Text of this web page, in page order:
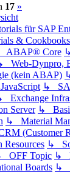
17 (current)
»
für SAP
& Cookbooks
ABAP® Core
Web-Dynpro,
(kein ABAP)
↳
Exchange
Server ↳
↳ Material
(Customer
↳
OFF Topic ↳
Boards ↳